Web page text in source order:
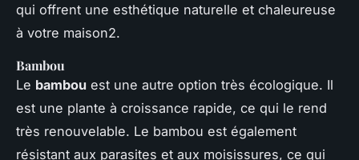
qui offrent une esthétique naturelle et chaleureuse
à votre maison2.
Bambou
Le bambou est une autre option très écologique. Il
est une plante à croissance rapide, ce qui le rend
très renouvelable. Le bambou est également
résistant aux parasites et aux moisissures, ce qui